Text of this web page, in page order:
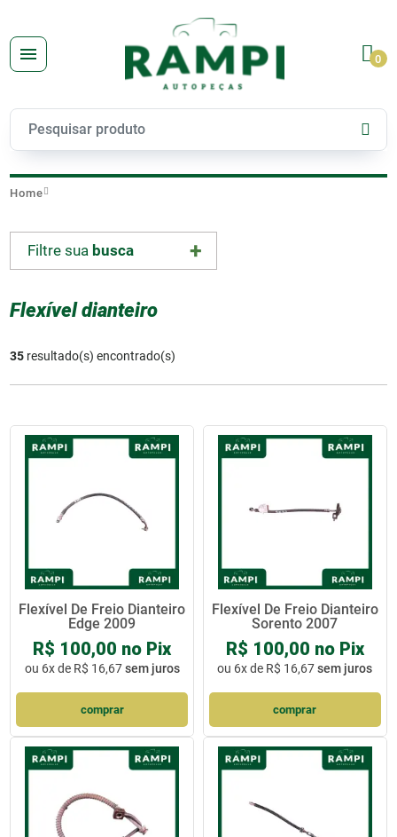
0
Home
Filtre sua busca
Flexível dianteiro
35 resultado(s) encontrado(s)
Flexível De Freio Dianteiro
Edge 2009
R$ 100,00 no Pix
ou 6x de R$ 16,67sem juros
comprar
Flexível De Freio Dianteiro
Sorento 2007
R$ 100,00 no Pix
ou 6x de R$ 16,67sem juros
comprar